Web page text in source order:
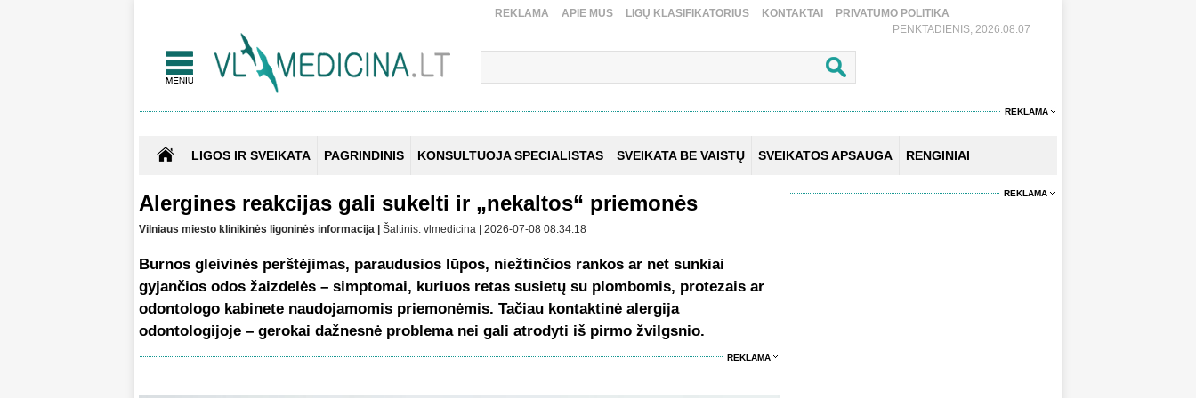
REKLAMA APIE MUS LIGŲ KLASIFIKATORIUS KONTAKTAI
PRIVATUMO POLITIKA
PENKTADIENIS, 2026.08.07
REKLAMA
LIGOS IR SVEIKATA PAGRINDINIS KONSULTUOJA SPECIALISTAS SVEIKATA BE VAISTŲ SVEIKATOS APSAUGA RENGINIAI
Alergines reakcijas gali sukelti ir „nekaltos“ priemonės
Vilniaus miesto klinikinės ligoninės informacija | Šaltinis: vlmedicina | 2026-07-08 08:34:18
Burnos gleivinės perštėjimas, paraudusios lūpos, niežtinčios rankos ar net sunkiai
gyjančios odos žaizdelės – simptomai, kuriuos retas susietų su plombomis, protezais ar
odontologo kabinete naudojamomis priemonėmis. Tačiau kontaktinė alergija
odontologijoje – gerokai dažnesnė problema nei gali atrodyti iš pirmo žvilgsnio.
REKLAMA
REKLAMA